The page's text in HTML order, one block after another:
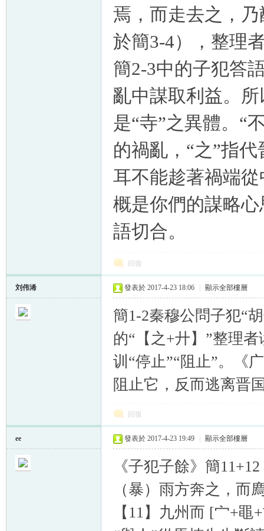
焉，而走去之，
於簡3-4），整理
簡2-3中的子犯答
亂中謀取利益。
是“寺”之異體。“
的禍亂，“之”指
耳不能趁著禍端
概是你們的謀略
語切合。
回復
刘伟浠 發表於 2017-4-23 18:06 顯示全部樓層
簡1-2秦穆公問子犯“
的“【之+廾】”整理
训“停止”“阻止”。《
阻止它，反而逃离晋
回復
ee 發表於 2017-4-23 19:49 顯示全部樓層
《子犯子餘》簡
（暴）雨方奔之，而
【11】九州而 [宀+